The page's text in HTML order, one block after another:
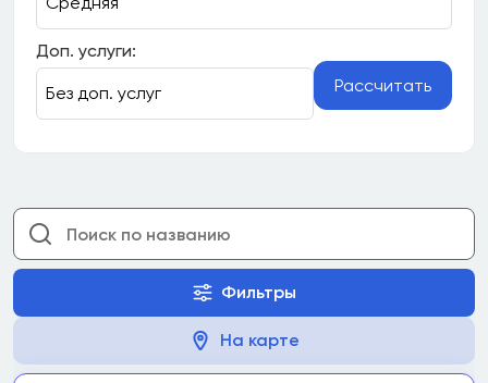
Доп. услуги:
Рассчитать
Фильтры
На карте